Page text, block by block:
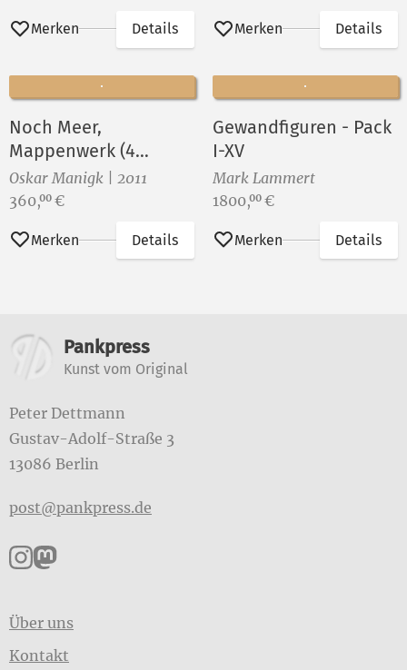
Merken Details Merken Details
Noch Meer,
Mappenwerk (4
Original-Lithografien)
2011
Oskar Manigk | 2011
Preis:
360,00 €
Merken Details
Gewandfiguren - Pack
I-XV
Mark Lammert
Preis:
1800,00 €
Merken Details
Weitere Informationen
Pankpress
Kunst vom Original
Peter Dettmann
Gustav-Adolf-Straße 3
13086 Berlin
post@pankpress.de
Pankpress auf Instagram
Pankpress auf Mastodon
Über uns
Kontakt